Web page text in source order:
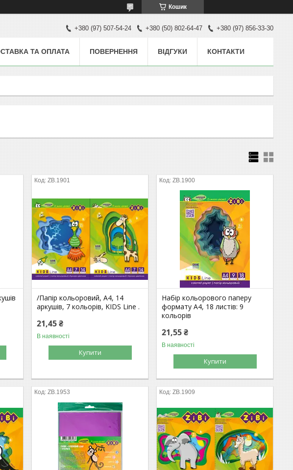
Кошик
+380 (97) 507-54-24 +380 (50) 802-64-47 +380 (97) 856-33-30
ТА ОПЛАТА ПОВЕРНЕННЯ ВІДГУКИ КОНТАКТИ
ZB.1901
/Папір кольоровий, А4, 14
аркушів, 7 кольорів, KIDS Line .
21,45 ₴
В наявності
Купити
ZB.1900
Набір кольорового паперу
формату А4, 18 листів: 9
кольорів
21,55 ₴
В наявності
Купити
ZB.1953 ZB.1909